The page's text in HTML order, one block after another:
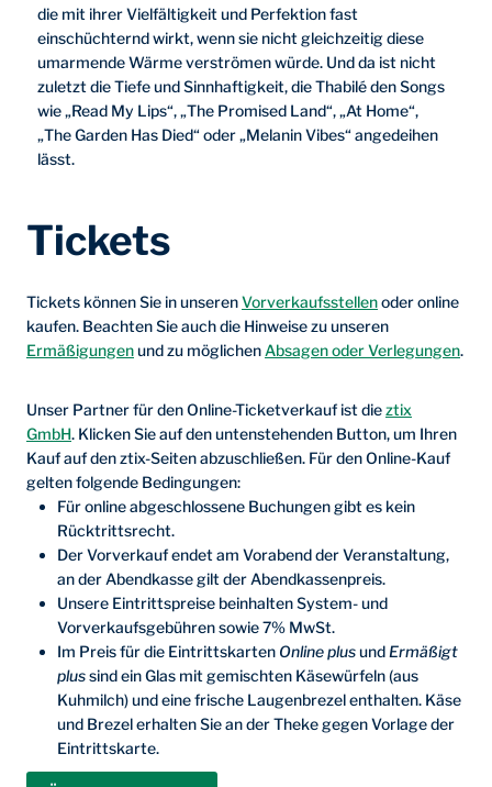
die mit ihrer Vielfältigkeit und Perfektion fast
einschüchternd wirkt, wenn sie nicht gleichzeitig diese
umarmende Wärme verströmen würde. Und da ist nicht
zuletzt die Tiefe und Sinnhaftigkeit, die Thabilé den Songs
wie „Read My Lips“, „The Promised Land“, „At Home“,
„The Garden Has Died“ oder „Melanin Vibes“ angedeihen
lässt.
Tickets
Tickets können Sie in unserenVorverkaufsstellenoder online
kaufen. Beachten Sie auch die Hinweise zu unseren
Ermäßigungenund zu möglichen Absagen oder Verlegungen.
Unser Partner für den Online-Ticketverkauf ist dieztix
GmbH. Klicken Sie auf den untenstehenden Button, um Ihren
Kauf auf den ztix-Seiten abzuschließen. Für den Online-Kauf
gelten folgende Bedingungen:
Für online abgeschlossene Buchungen gibt es kein
Rücktrittsrecht.
Der Vorverkauf endet am Vorabend der Veranstaltung,
an der Abendkasse gilt der Abendkassenpreis.
Unsere Eintrittspreise beinhalten System- und
Vorverkaufsgebühren sowie 7% MwSt.
Im Preis für die Eintrittskarten Online plusund Ermäßigt
plussind ein Glas mit gemischten Käsewürfeln (aus
Kuhmilch) und eine frische Laugenbrezel enthalten. Käse
und Brezel erhalten Sie an der Theke gegen Vorlage der
Eintrittskarte.